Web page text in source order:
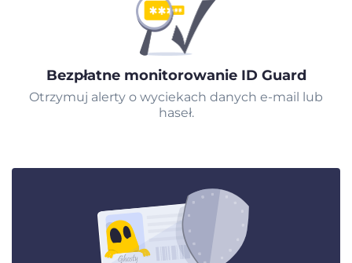
Bezpłatne monitorowanie ID Guard
Otrzymuj alerty o wyciekach danych e-mail lub
haseł.